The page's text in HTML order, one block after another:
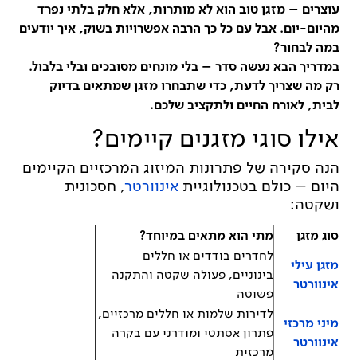
עוצרים – מזגן טוב הוא לא מותרות, אלא חלק בלתי נפרד
מהיום-יום. אבל עם כל כך הרבה אפשרויות בשוק, איך יודעים
במה לבחור?
במדריך הבא נעשה סדר – בלי מונחים מסובכים ובלי בלבול.
רק מה שצריך לדעת, כדי שתבחרו מזגן שמתאים בדיוק
לבית, לאורח החיים ולתקציב שלכם.
אילו סוגי מזגנים קיימים?
הנה סקירה של פתרונות המיזוג המרכזיים הקיימים
היום – כולם בטכנולוגייתאינוורטר, חסכונית
ושקטה:
סוג מזגן
מתי הוא מתאים במיוחד?
מזגן עילי
אינוורטר
לחדרים בודדים או חללים
בינוניים, פעולה שקטה והתקנה
פשוטה
מיני מרכזי
אינוורטר
לדירות שלמות או חללים מרכזיים,
פתרון אסתטי ומודרני עם בקרה
מרכזית